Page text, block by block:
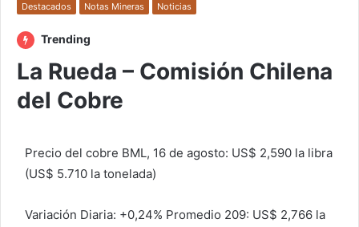
Destacados Notas Mineras Noticias
Trending
La Rueda – Comisión Chilena
del Cobre
Precio del cobre BML, 16 de agosto: US$ 2,590 la libra
(US$ 5.710 la tonelada)
Variación Diaria: +0,24% Promedio 209: US$ 2,766 la